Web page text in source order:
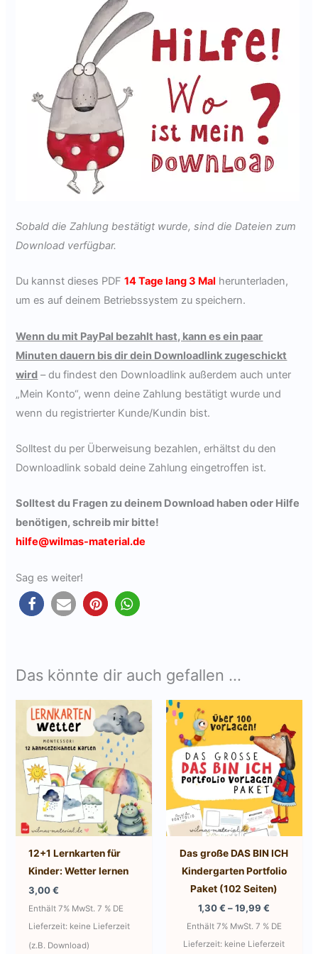
Sobald die Zahlung bestätigt wurde, sind die Dateien zum
Download verfügbar.
Du kannst dieses PDF14 Tage lang 3 Mal herunterladen,
um es auf deinem Betriebssystem zu speichern.
Wenn du mit PayPal bezahlt hast, kann es ein paar
Minuten dauern bis dir dein Downloadlink zugeschickt
wird – du findest den Downloadlink außerdem auch unter
„Mein Konto“, wenn deine Zahlung bestätigt wurde und
wenn du registrierter Kunde/Kundin bist.
Solltest du per Überweisung bezahlen, erhältst du den
Downloadlink sobald deine Zahlung eingetroffen ist.
Solltest du Fragen zu deinem Download haben oder Hilfe
benötigen,schreib mir bitte!
hilfe@wilmas-material.de
Sag es weiter!
Das könnte dir auch gefallen …
12+1 Lernkarten für
Kinder: Wetter lernen
3,00€
Enthält 7% MwSt. 7 % DE
Lieferzeit: keine Lieferzeit
(z.B. Download)
Das große DAS BIN ICH
Kindergarten Portfolio
Paket (102 Seiten)
1,30€ –19,99€
bis
19,99 €
Enthält 7% MwSt. 7 % DE
Lieferzeit: keine Lieferzeit